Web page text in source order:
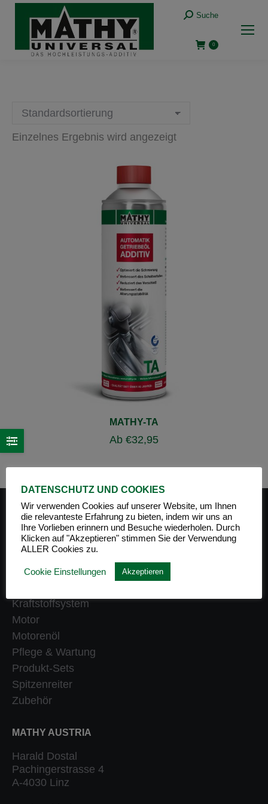
Suche:
Suche
0
Einzelnes Ergebnis wird angezeigt
MATHY-TA
Ab €32,95
PRODUKT-KATEGORIEN
Getriebe
Heizung
Kraftstoffsystem
Motor
Motorenöl
Pflege & Wartung
Produkt-Sets
Spitzenreiter
Zubehör
MATHY AUSTRIA
Harald Dostal
Pachingerstrasse 4
A-4030 Linz
DATENSCHUTZ UND COOKIES
Wir verwenden Cookies auf unserer Website, um Ihnen
die relevanteste Erfahrung zu bieten, indem wir uns an
Ihre Vorlieben erinnern und Besuche wiederholen. Durch
Klicken auf "Akzeptieren" stimmen Sie der Verwendung
ALLER Cookies zu.
Cookie Einstellungen Akzeptieren